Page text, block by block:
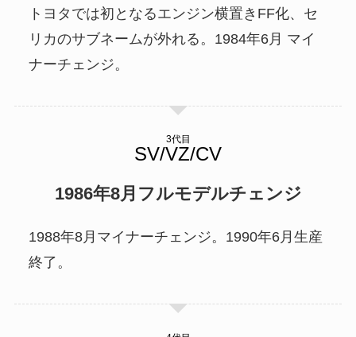
トヨタでは初となるエンジン横置きFF化、セ
リカのサブネームが外れる。1984年6月 マイ
ナーチェンジ。
3代目
1986年8月フルモデルチェンジ
1988年8月マイナーチェンジ。1990年6月生産
終了。